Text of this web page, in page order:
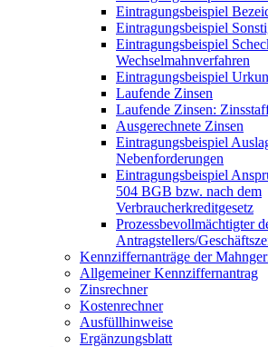
Eintragungsbeispiel
Eintragungsbeispiel
Eintragungsbeispiel
Wechselmahnverfahren
Eintragungsbeispiel
Laufende Zinsen
Laufende Zinsen:
Ausgerechnete Zinsen
Eintragungsbeispiel
Nebenforderungen
Eintragungsbeispiel
504 BGB bzw. nach dem
Verbraucherkreditgesetz
Prozessbevollmächtigter
Antragstellers/
Kennziffernanträge der
Allgemeiner Kennziffernantrag
Zinsrechner
Kostenrechner
Ausfüllhinweise
Ergänzungsblatt